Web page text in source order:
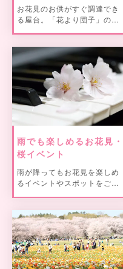
お花見のお供がすぐ調達でき
る屋台。「花より団子」の方
への耳より情報！？
雨でも楽しめるお花見・
桜イベント
雨が降ってもお花見を楽しめ
るイベントやスポットをご紹